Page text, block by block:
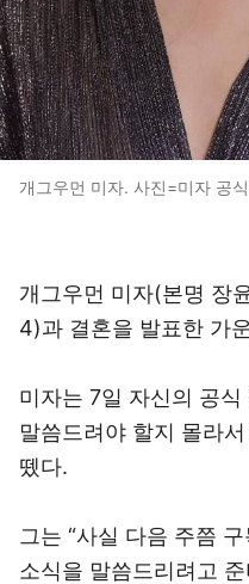
개그우먼 미자. 사진=미자 공
개그우먼 미자(본명 장
4)과 결혼을 발표한 가
미자는 7일 자신의 공
말씀드려야 할지 몰라
뗐다.
그는 “사실 다음 주쯤
소식을 말씀드리려고